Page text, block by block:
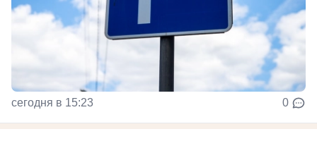
сегодня в 15:23 0